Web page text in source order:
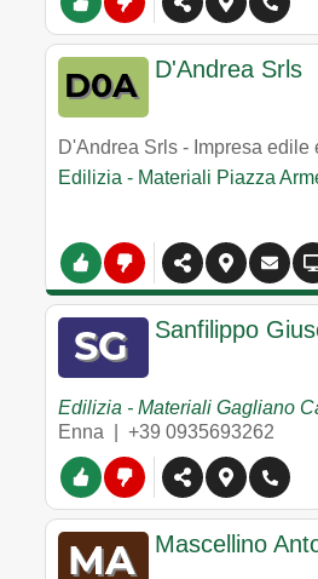
D'Andrea Srls
D'Andrea Srls - Impresa
Edilizia - Materiali Piazza
Sanfilippo
Edilizia - Materiali Gagliano
Enna | +39 0935693262
Mascellino